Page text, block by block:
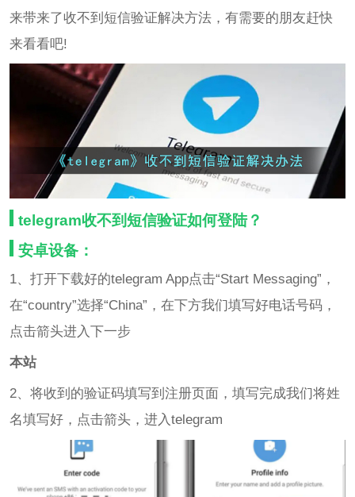
来带来了收不到短信验证解决方法，有需要的朋友赶快
来看看吧!
telegram收不到短信验证如何登陆？
安卓设备：
1、打开下载好的telegram App点击“Start Messaging”，
在“country”选择“China”，在下方我们填写好电话号码，
点击箭头进入下一步
本站
2、将收到的验证码填写到注册页面，填写完成我们将姓
名填写好，点击箭头，进入telegram